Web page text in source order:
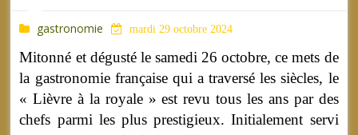
gastronomie mardi 29 octobre 2024
Mitonné et dégusté le samedi 26 octobre, ce mets de
la gastronomie française qui a traversé les siècles, le
« Lièvre à la royale » est revu tous les ans par des
chefs parmi les plus prestigieux. Initialement servi